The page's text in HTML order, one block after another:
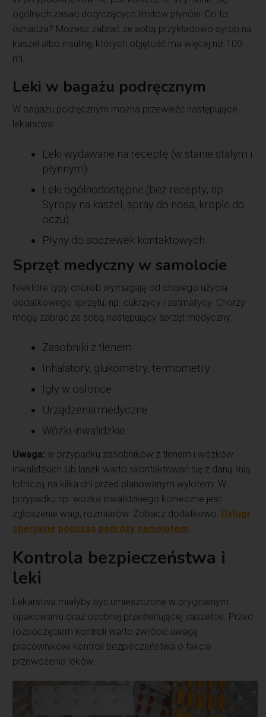
ogólnych zasad dotyczących limitów płynów. Co to
oznacza? Możesz zabrać ze sobą przykładowo syrop na
kaszel albo insulinę, których objętość ma więcej niż 100
ml.
Leki w bagażu podręcznym
W bagażu podręcznym można przewieźć następujące
lekarstwa:
Leki wydawane na receptę (w stanie stałym i
płynnym)
Leki ogólnodostępne (bez recepty, np.
Syropy na kaszel, spray do nosa, krople do
oczu)
Płyny do soczewek kontaktowych.
Sprzęt medyczny w samolocie
Niektóre typy chorób wymagają od chorego użycia
dodatkowego sprzętu, np. cukrzycy i astmatycy. Chorzy
mogą zabrać ze sobą następujący sprzęt medyczny:
Zasobniki z tlenem
Inhalatory, glukometry, termometry
Igły w osłonce
Urządzenia medyczne
Wózki inwalidzkie
Uwaga: w przypadku zasobników z tlenem i wózków
inwalidzkich lub lasek warto skontaktować się z daną linią
lotniczą na kilka dni przed planowanym wylotem. W
przypadku np. wózka inwalidzkiego konieczne jest
zgłoszenie wagi, rozmiarów. Zobacz dodatkowo: Usługi
specjalne podczas podróży samolotem
Kontrola bezpieczeństwa i
leki
Lekarstwa miałyby być umieszczone w oryginalnym
opakowaniu oraz osobnej prześwitującej saszetce. Przed
rozpoczęciem kontroli warto zwrócić uwagę
pracownikowi kontroli bezpieczeństwa o fakcie
przewożenia leków.